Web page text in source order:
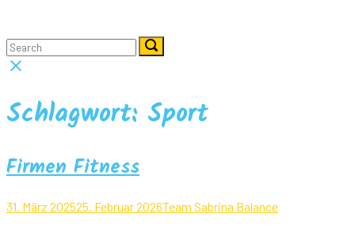
content
Menu
Search
for:
Search
for:
Search
Close
Schlagwort: Sport
Firmen Fitness
31. März 202525. Februar 2026Team Sabrina Balance